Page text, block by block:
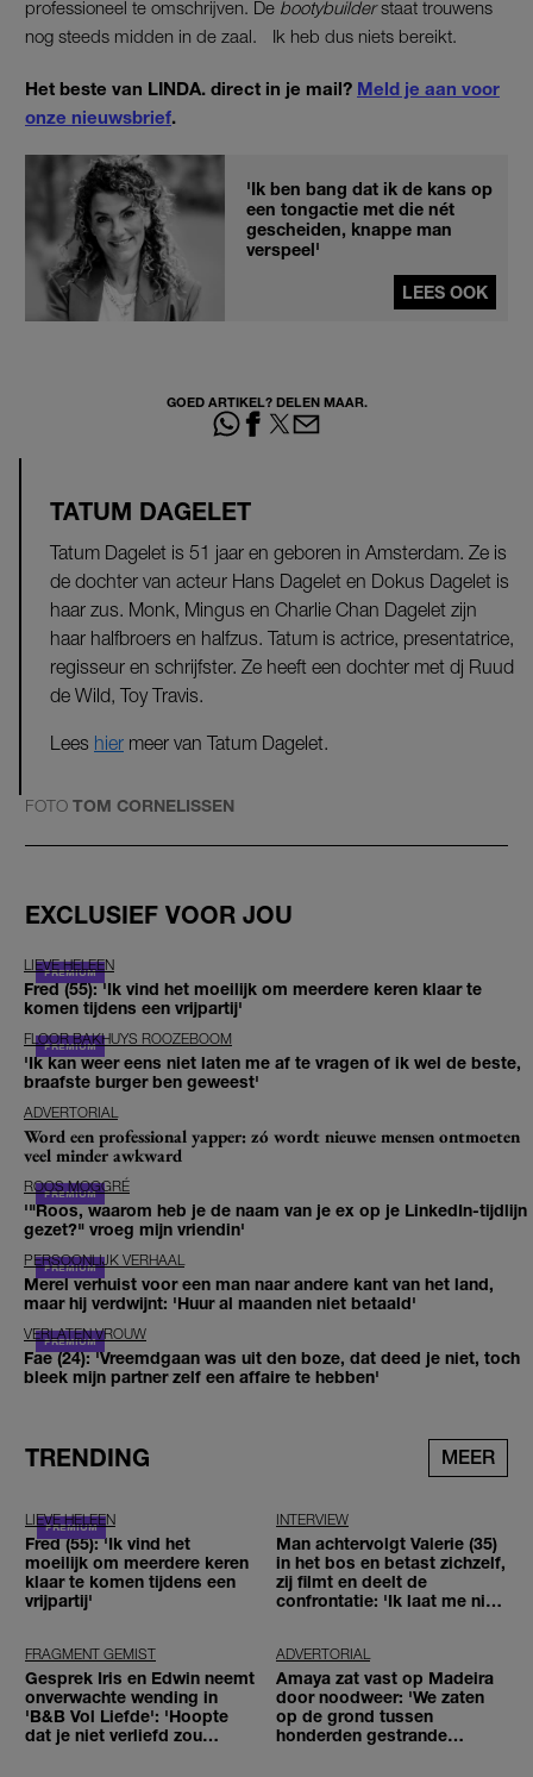
professioneel te omschrijven. De bootybuilderstaat trouwens
nog steeds midden in de zaal. Ik heb dus niets bereikt.
Het beste van LINDA. direct in je mail? Meld je aan voor
onze nieuwsbrief.
'Ik ben bang dat ik de kans op
een tongactie met die nét
gescheiden, knappe man
verspeel'
LEES OOK
GOED ARTIKEL? DELEN MAAR.
TATUM DAGELET
Tatum Dagelet is 51 jaar en geboren in Amsterdam. Ze is
de dochter van acteur Hans Dagelet en Dokus Dagelet is
haar zus. Monk, Mingus en Charlie Chan Dagelet zijn
haar halfbroers en halfzus. Tatum is actrice, presentatrice,
regisseur en schrijfster. Ze heeft een dochter met dj Ruud
de Wild, Toy Travis.
Lees hier meer van Tatum Dagelet.
FOTO TOM CORNELISSEN
EXCLUSIEF VOOR JOU
LIEVE HELEEN
Fred (55): 'Ik vind het moeilijk om meerdere keren klaar te
komen tijdens een vrijpartij'
FLOOR BAKHUYS ROOZEBOOM
'Ik kan weer eens niet laten me af te vragen of ik wel de beste,
braafste burger ben geweest'
ADVERTORIAL
Word een professional yapper: zó wordt nieuwe mensen ontmoeten
veel minder awkward
ROOS MOGGRÉ
'"Roos, waarom heb je de naam van je ex op je LinkedIn-tijdlijn
gezet?" vroeg mijn vriendin'
PERSOONLIJK VERHAAL
Merel verhuist voor een man naar andere kant van het land,
maar hij verdwijnt: 'Huur al maanden niet betaald'
VERLATEN VROUW
Fae (24): 'Vreemdgaan was uit den boze, dat deed je niet, toch
bleek mijn partner zelf een affaire te hebben'
TRENDING MEER
LIEVE HELEEN
Fred (55): 'Ik vind het
moeilijk om meerdere keren
klaar te komen tijdens een
vrijpartij'
INTERVIEW
Man achtervolgt Valerie (35)
in het bos en betast zichzelf,
zij filmt en deelt de
confrontatie: 'Ik laat me niet
FRAGMENT GEMIST
Gesprek Iris en Edwin neemt
onverwachte wending in
'B&B Vol Liefde': 'Hoopte
dat je niet verliefd zou
ADVERTORIAL
Amaya zat vast op Madeira
door noodweer: 'We zaten
op de grond tussen
honderden gestrande